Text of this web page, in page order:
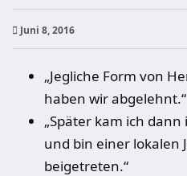
Juni 8, 2016
„Jegliche Form von
haben wir abgelehnt.“
„Später kam ich
und bin einer lokalen
beigetreten.“